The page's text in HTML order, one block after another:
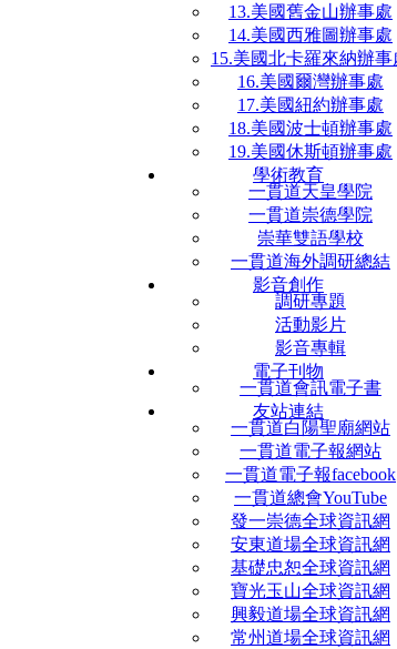
13.美國舊金山辦事處
14.美國西雅圖辦事處
15.美國北卡羅來納辦事
16.美國爾灣辦事處
17.美國紐約辦事處
18.美國波士頓辦事處
19.美國休斯頓辦事處
學術教育
一貫道天皇學院
一貫道崇德學院
崇華雙語學校
一貫道海外調研總結
影音創作
調研專題
活動影片
影音專輯
電子刊物
一貫道會訊電子書
友站連結
一貫道白陽聖廟網站
一貫道電子報網站
一貫道電子報facebook
一貫道總會YouTube
發一崇德全球資訊網
安東道場全球資訊網
基礎忠恕全球資訊網
寶光玉山全球資訊網
興毅道場全球資訊網
常州道場全球資訊網